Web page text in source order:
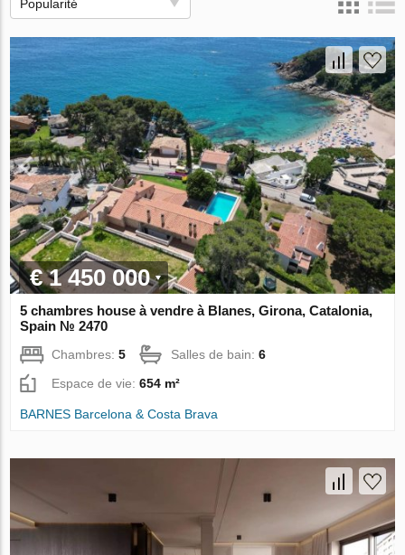
Popularité
€ 1 450 000
5 chambres house à vendre à Blanes, Girona, Catalonia,
Spain № 2470
Chambres:5 Salles de bain:6
Espace de vie:654 m²
BARNES Barcelona & Costa Brava